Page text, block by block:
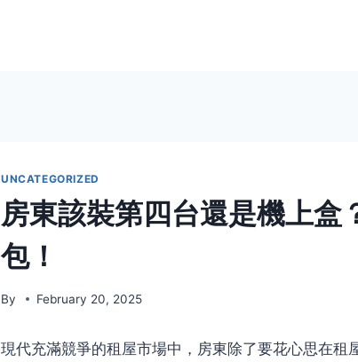
UNCATEGORIZED
房東該裝第四台還是機上盒
包！
By February 20, 2025
現代充滿競爭的租屋市場中，房東除了要花心思在租